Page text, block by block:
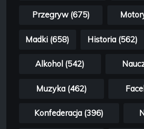
Przegryw (675)
Madki (658) Historia (562)
Alkohol (542)
Muzyka (462)
Konfederacja (396)